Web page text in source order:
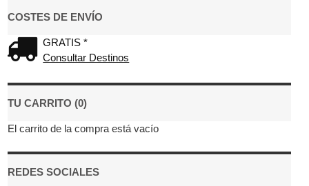
COSTES DE ENVÍO
GRATIS *
Consultar Destinos
TU CARRITO (0)
El carrito de la compra está vacío
REDES SOCIALES